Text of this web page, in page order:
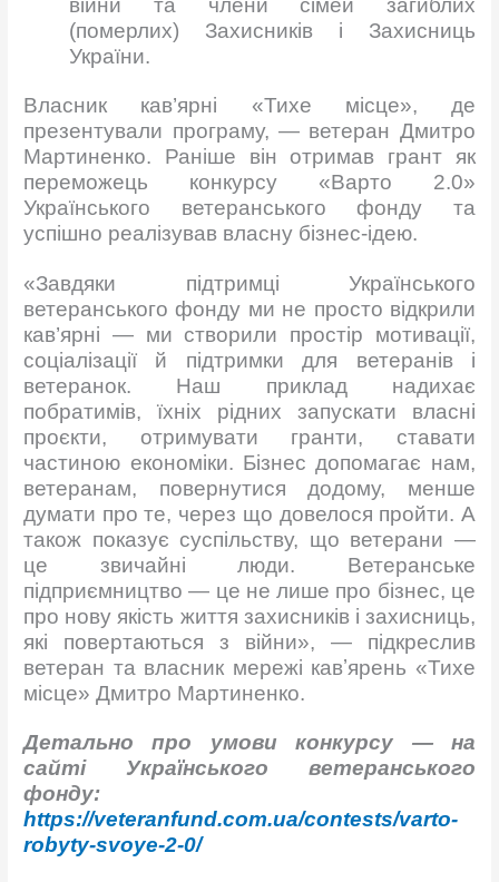
війни та члени сімей загиблих
(померлих) Захисників і Захисниць
України.
Власник кав’ярні «Тихе місце», де
презентували програму, — ветеран Дмитро
Мартиненко. Раніше він отримав грант як
переможець конкурсу «Варто 2.0»
Українського ветеранського фонду та
успішно реалізував власну бізнес-ідею.
«Завдяки підтримці Українського
ветеранського фонду ми не просто відкрили
кав’ярні — ми створили простір мотивації,
соціалізації й підтримки для ветеранів і
ветеранок. Наш приклад надихає
побратимів, їхніх рідних запускати власні
проєкти, отримувати гранти, ставати
частиною економіки. Бізнес допомагає нам,
ветеранам, повернутися додому, менше
думати про те, через що довелося пройти. А
також показує суспільству, що ветерани —
це звичайні люди. Ветеранське
підприємництво — це не лише про бізнес, це
про нову якість життя захисників і захисниць,
які повертаються з війни», — підкреслив
ветеран та власник мережі кавʼярень «Тихе
місце» Дмитро Мартиненко.
Детально про умови конкурсу — на
сайті Українського ветеранського
фонду:
https://veteranfund.com.ua/contests/varto-
robyty-svoye-2-0/